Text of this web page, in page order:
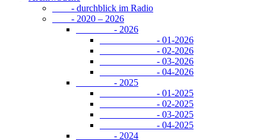
- durchblick im Radio
- 2020 – 2026
- 2026
- 01-2026
- 02-2026
- 03-2026
- 04-2026
- 2025
- 01-2025
- 02-2025
- 03-2025
- 04-2025
- 2024